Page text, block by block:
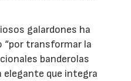
galardones ha
“por transformar la
banderolas
elegante que integra